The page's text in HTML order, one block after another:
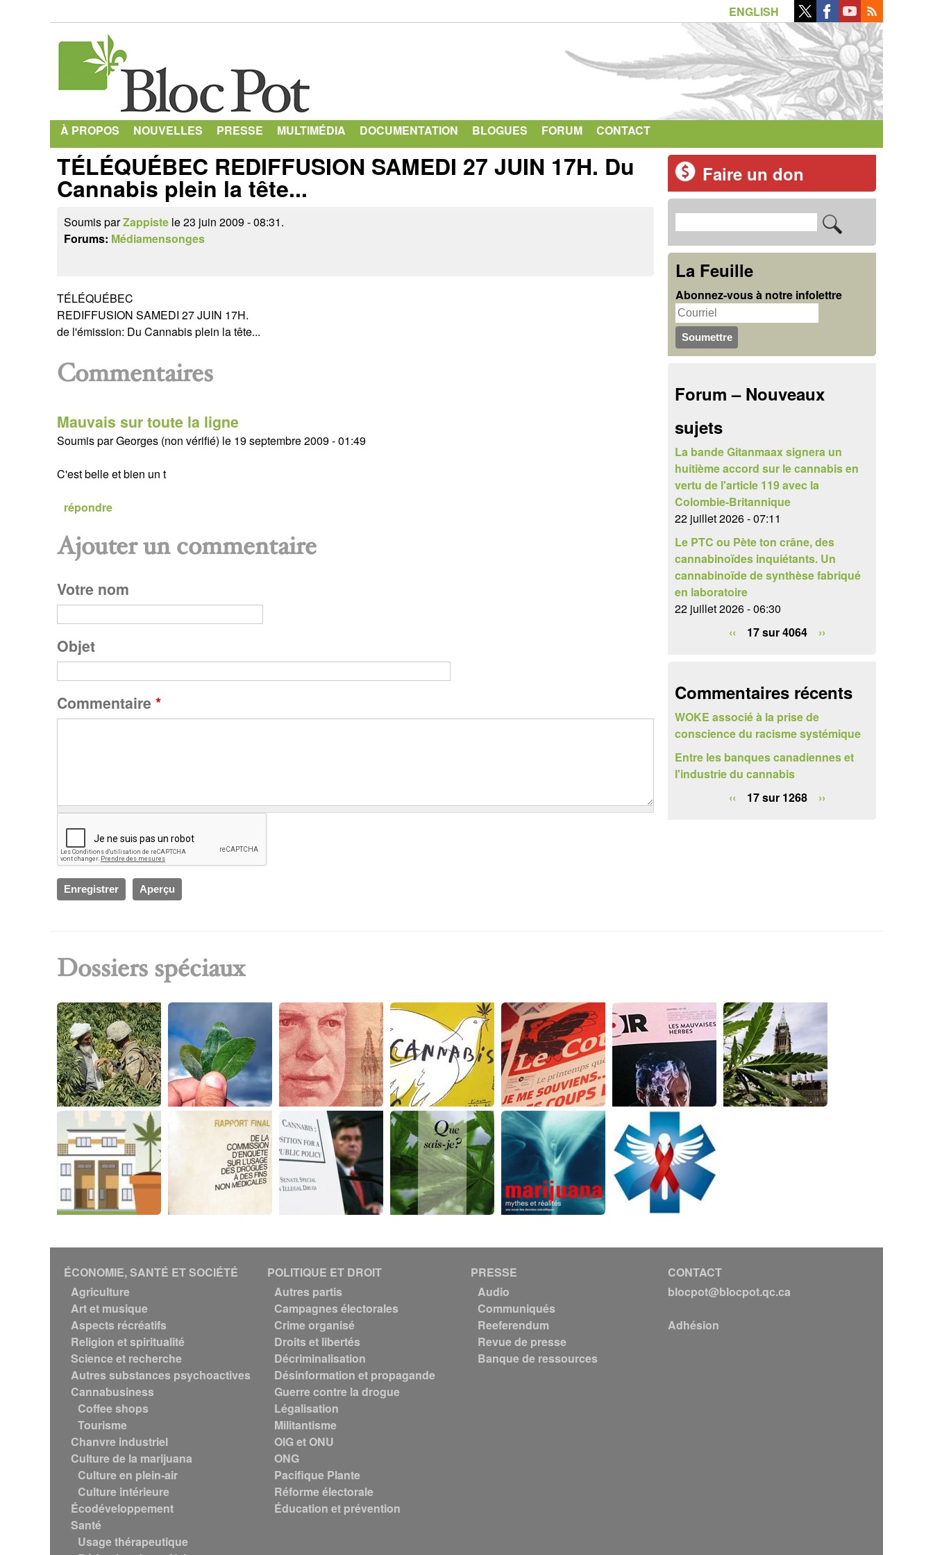
ENGLISH
À PROPOS NOUVELLES PRESSE MULTIMÉDIA DOCUMENTATION BLOGUES FORUM CONTACT
TÉLÉQUÉBEC REDIFFUSION SAMEDI 27 JUIN 17H. Du
Cannabis plein la tête...
Soumis parZappiste le 23 juin 2009 - 08:31.
Forums: Médiamensonges
TÉLÉQUÉBEC
REDIFFUSION SAMEDI 27 JUIN 17H.
de l'émission: Du Cannabis plein la tête...
Commentaires
Mauvais sur toute la ligne
Soumis parGeorges (non vérifié) le 19 septembre 2009 - 01:49
C'est belle et bien un t
répondre
P
a
g
e
s
Ajouter un commentaire
Votre nom
Objet
Commentaire *
Faire un don
F
o
r
m
u
l
i
r
e
d
e
r
e
c
h
h
e
e
c
h
e
r
c
e
La Feuille
Abonnez-vous à notre infolettre
Forum – Nouveaux
sujets
La bande Gitanmaax signera un
huitième accord sur le cannabis en
vertu de l'article 119 avec la
Colombie-Britannique
22 juillet 2026 - 07:11
Le PTC ou Pète ton crâne, des
cannabinoïdes inquiétants. Un
cannabinoïde de synthèse fabriqué
en laboratoire
22 juillet 2026 - 06:30
‹‹
17 sur 4064 ››
Commentaires récents
WOKE associé à la prise de
conscience du racisme systémique
Entre les banques canadiennes et
l'industrie du cannabis
‹‹
17 sur 1268 ››
Dossiers spéciaux
ÉCONOMIE, SANTÉ ET SOCIÉTÉ
Agriculture
Art et musique
Aspects récréatifs
Religion et spiritualité
Science et recherche
Autres substances psychoactives
Cannabusiness
Coffee shops
Tourisme
Chanvre industriel
Culture de la marijuana
Culture en plein-air
Culture intérieure
Écodéveloppement
Santé
Usage thérapeutique
POLITIQUE ET DROIT
Autres partis
Campagnes électorales
Crime organisé
Droits et libertés
Décriminalisation
Désinformation et propagande
Guerre contre la drogue
Légalisation
Militantisme
OIG et ONU
ONG
Pacifique Plante
Réforme électorale
Éducation et prévention
PRESSE
Audio
Communiqués
Reeferendum
Revue de presse
Banque de ressources
CONTACT
blocpot@blocpot.qc.ca
Adhésion